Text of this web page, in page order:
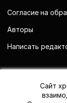
Согласие на
Авторы
Написать
Сайт